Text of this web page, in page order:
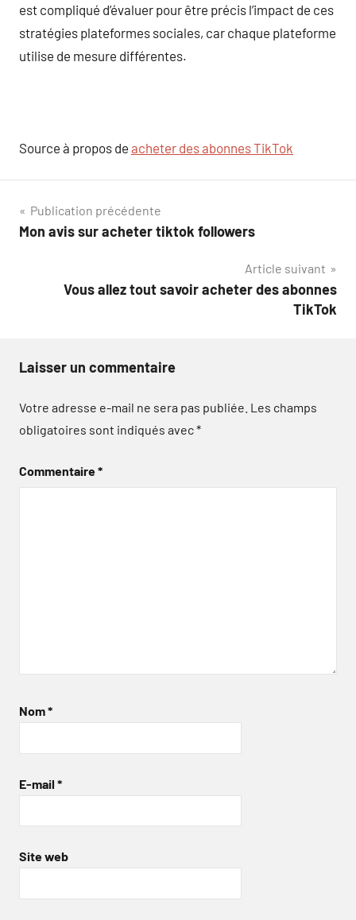
est compliqué d’évaluer pour être précis l’impact de ces
stratégies plateformes sociales, car chaque plateforme
utilise de mesure différentes.
Source à propos de acheter des abonnes TikTok
Navigation
de
Publication précédente
Mon avis sur acheter tiktok followers
Article suivant
Vous allez tout savoir acheter des abonnes
TikTok
Laisser un commentaire
Votre adresse e-mail ne sera pas publiée. Les champs
obligatoires sont indiqués avec*
Commentaire*
Nom*
E-mail *
Site web